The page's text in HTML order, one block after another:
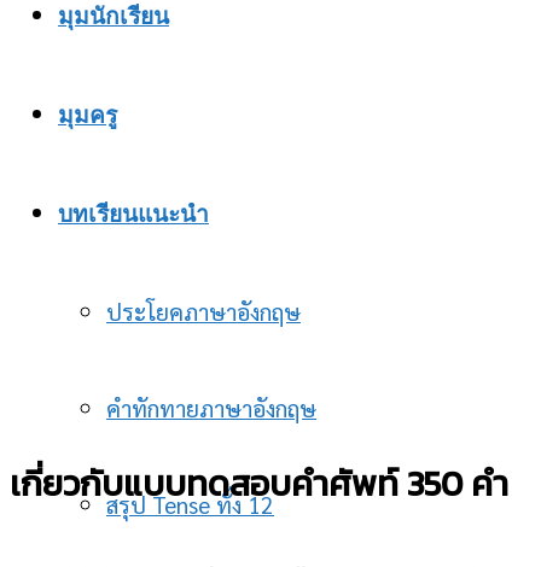
มุมนักเรียน
มุมครู
บทเรียนแนะนำ
ประโยคภาษาอังกฤษ
คำทักทายภาษาอังกฤษ
สรุป Tense ทั้ง 12
เกี่ยวกับแบบทดสอบคำศัพท์ 350 คำ